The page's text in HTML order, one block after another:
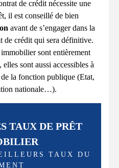
de crédit nécessite une
il est conseillé de bien
avant de s’engager dans la
de crédit qui sera définitive.
sont entièrement
sont aussi accessibles à
la fonction publique (Etat,
nationale…).
TAUX DE PRÊT
TAUX DU